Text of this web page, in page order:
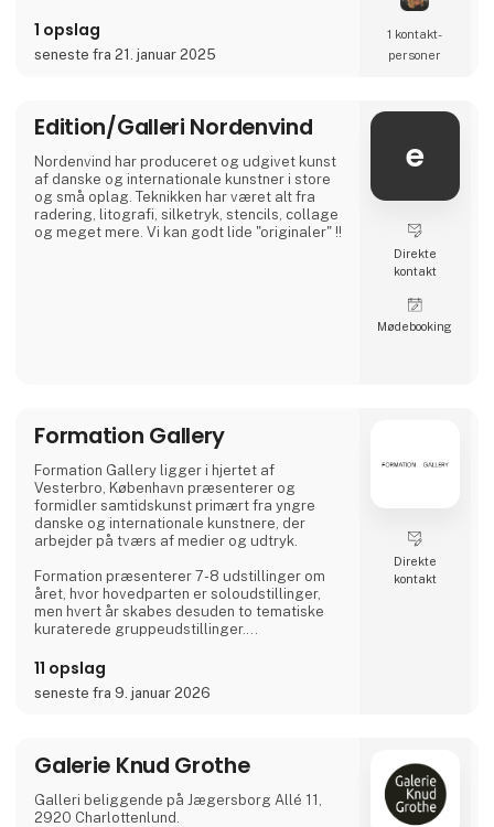
1 opslag
seneste fra 21. januar 2025
1 kontakt­
personer
Edition/Galleri Nordenvind
Nordenvind har produceret og udgivet kunst
af danske og internationale kunstner i store
og små oplag. Teknikken har været alt fra
radering, litografi, silketryk, stencils, collage
og meget mere. Vi kan godt lide "originaler" !!
e
Direkte
kontakt
Møde­booking
Formation Gallery
Formation Gallery ligger i hjertet af
Vesterbro, København præsenterer og
formidler samtidskunst primært fra yngre
danske og internationale kunstnere, der
arbejder på tværs af medier og udtryk.
Formation præsenterer 7-8 udstillinger om
året, hvor hovedparten er soloudstillinger,
men hvert år skabes desuden to tematiske
kuraterede gruppeudstillinger.
Galleriet er søskendegalleri til Format
Artspace (est. 2013). Begge gallerier ejes og
ledes af Anne Riber, der er cand.mag i
11 opslag
seneste fra 9. januar 2026
Direkte
kontakt
Galerie Knud Grothe
Galleri beliggende på Jægersborg Allé 11,
2920 Charlottenlund.